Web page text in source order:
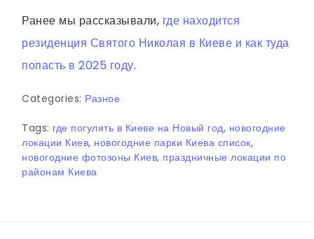
Ранее мы рассказывали, где находится
резиденция Святого Николая в Киеве и как туда
попасть в 2025 году.
Categories: Разное
Tags: где погулять в Киеве на Новый год, новогодние
локации Киев, новогодние парки Киева список,
новогодние фотозоны Киев, праздничные локации по
районам Киева